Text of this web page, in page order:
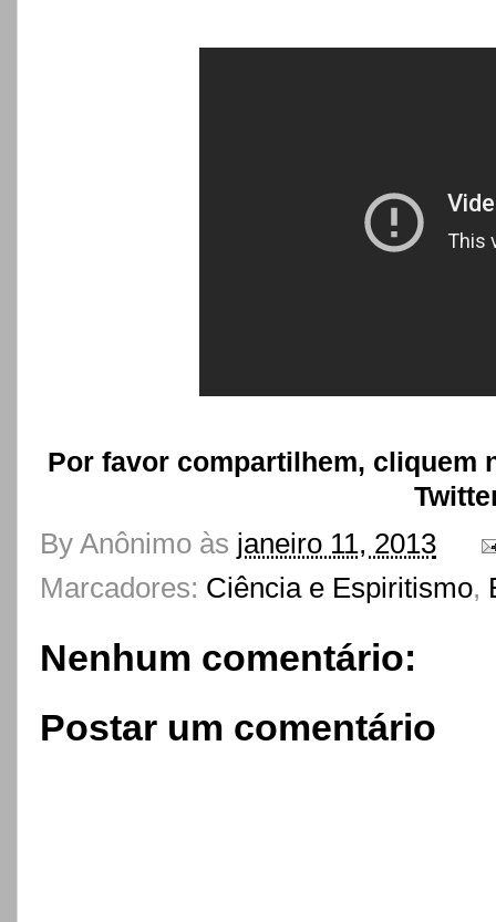
Por favor compartilhem, cliquem
By Anônimo às janeiro 11, 2013
Marcadores: Ciência e Espiritismo,
Nenhum comentário:
Postar um comentário